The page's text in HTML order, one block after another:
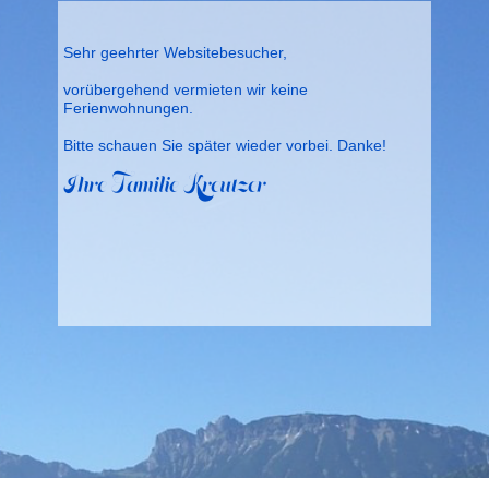
Sehr geehrter Websitebesucher,
vorübergehend vermieten wir keine
Ferienwohnungen.
Bitte schauen Sie später wieder vorbei. Danke!
Ihre Familie Kreutzer